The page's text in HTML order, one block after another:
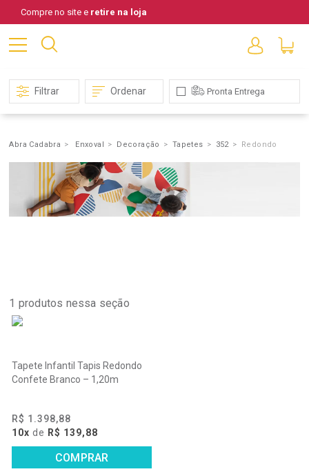
Compre no site e retire na loja
Abra Cadabra Enxoval Decoração Tapetes 352 Redondo
Filtrar Ordenar Pronta Entrega
1 produtos nessa seção
Tapete Infantil Tapis Redondo
Confete Branco – 1,20m
R$ 1.398,88
10x de R$ 139,88
COMPRAR